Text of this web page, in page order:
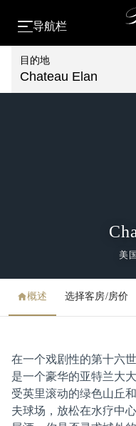
导航栏
目的地
Chateau Elan
美
概述 选择客房/房价
在一个戏剧性的第十六
是一个豪华的亚特兰大
受英里滚动的绿色山丘
夫球场，放松在水疗中